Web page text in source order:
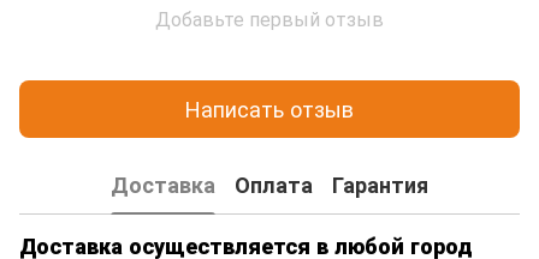
Добавьте первый отзыв
Написать отзыв
Доставка Оплата
Гарантия
Доставка осуществляется в любой город